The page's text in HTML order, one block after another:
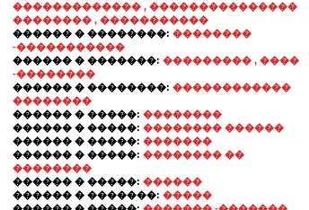
������������� , ���������������
�������� , �����������
������ � ��������: ��������
-�����������
������ � �������: ��������� , ����
-��������
������ � ��������: ������������
��������
������ � �����: ��������
������ � �����: �������� ������
������ � �����: �������
������ � �����: �������� ��
��������
������ � �����: ������
������ � �������: �����